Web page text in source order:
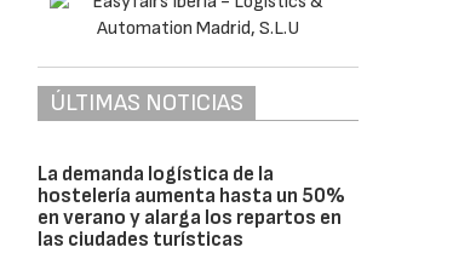
ÚLTIMAS NOTICIAS
La demanda logística de la
hostelería aumenta hasta un 50%
en verano y alarga los repartos en
las ciudades turísticas